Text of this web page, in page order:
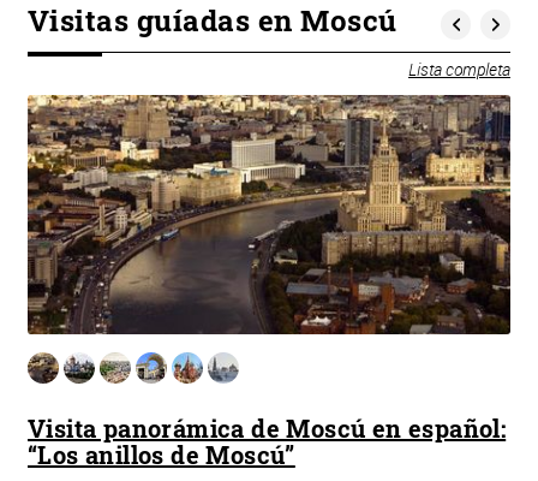
Visitas guíadas en Moscú
Lista completa
Visita panorámica de Moscú en español:
“Los anillos de Moscú”